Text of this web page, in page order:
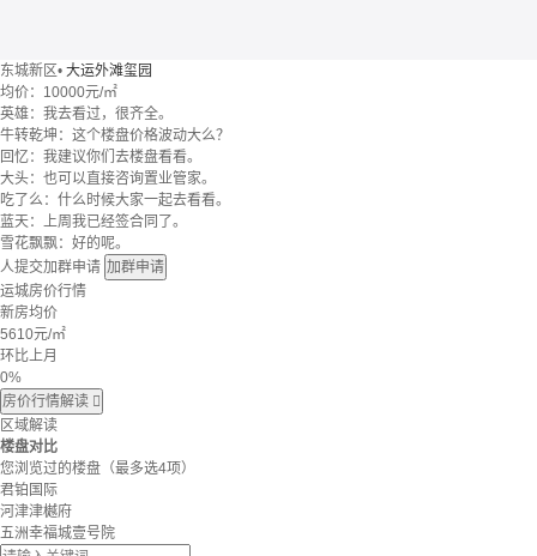
东城新区• 大运外滩玺园
均价： 10000元/㎡
英雄：我去看过，很齐全。
牛转乾坤：这个楼盘价格波动大么？
回忆：我建议你们去楼盘看看。
大头：也可以直接咨询置业管家。
吃了么：什么时候大家一起去看看。
蓝天：上周我已经签合同了。
雪花飘飘：好的呢。
人提交加群申请 加群申请
运城房价行情
新房均价
5610元/㎡
环比上月
0%
房价行情解读 
区域解读
楼盘对比
您浏览过的楼盘 （最多选4项）
君铂国际
河津津樾府
五洲幸福城壹号院